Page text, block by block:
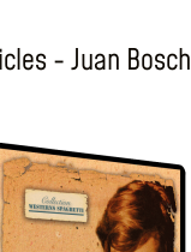
- Juan Bosch